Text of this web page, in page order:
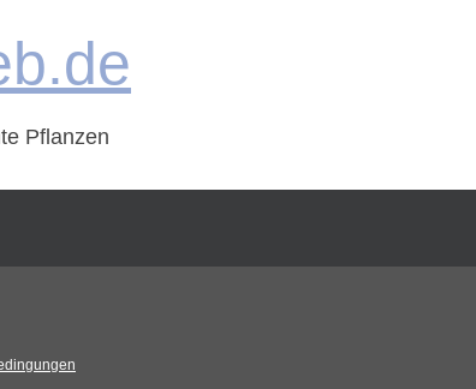
Pflanzen